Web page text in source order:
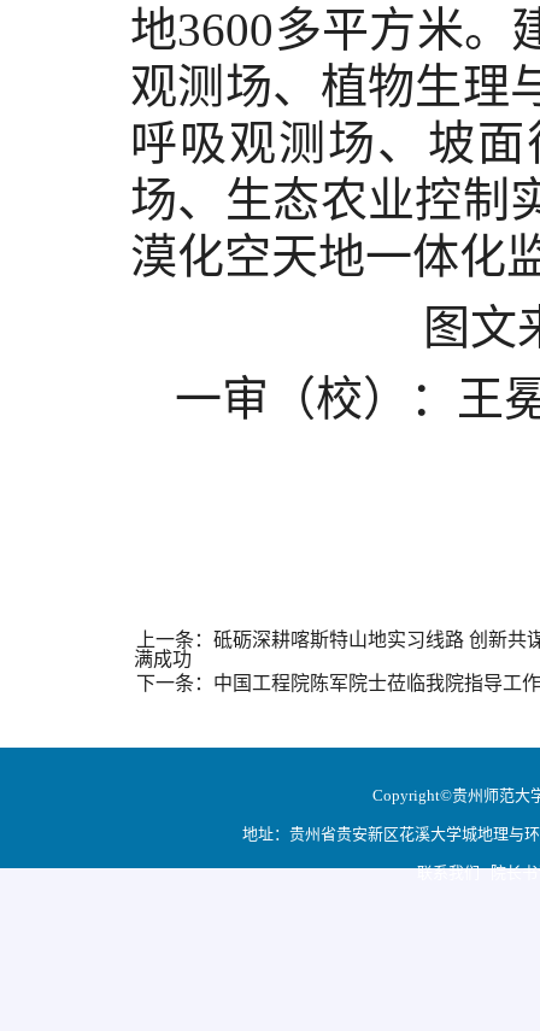
地3600多平方米。
观测场、植物生理
呼吸观测场、坡
场、生态农业控制
漠化空天地一体化
图文
一审（校）：王
上一条：砥砺深耕喀斯特山地实习线路 创新
满成功
下一条：中国工程院陈军院士莅临我院指导工作
Copyright©贵州师范大
地址：贵州省贵安新区花溪大学城地理与
联系我们 院长书